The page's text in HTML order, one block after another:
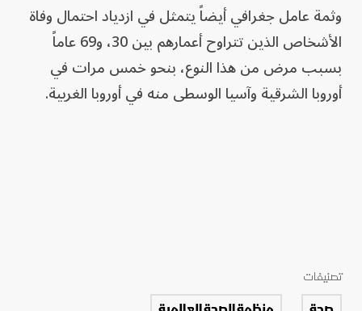
وثمة عامل جغرافي أيضاً يتمثل في ازدياد احتمال وفاة
الأشخاص الذين تتراوح أعمارهم بين 30، و69 عاماً
بسبب مرض من هذا النوع، بنحو خمس مرات في
أوروبا الشرقية وآسيا الوسطى منه في أوروبا الغربية.
تصنيفات